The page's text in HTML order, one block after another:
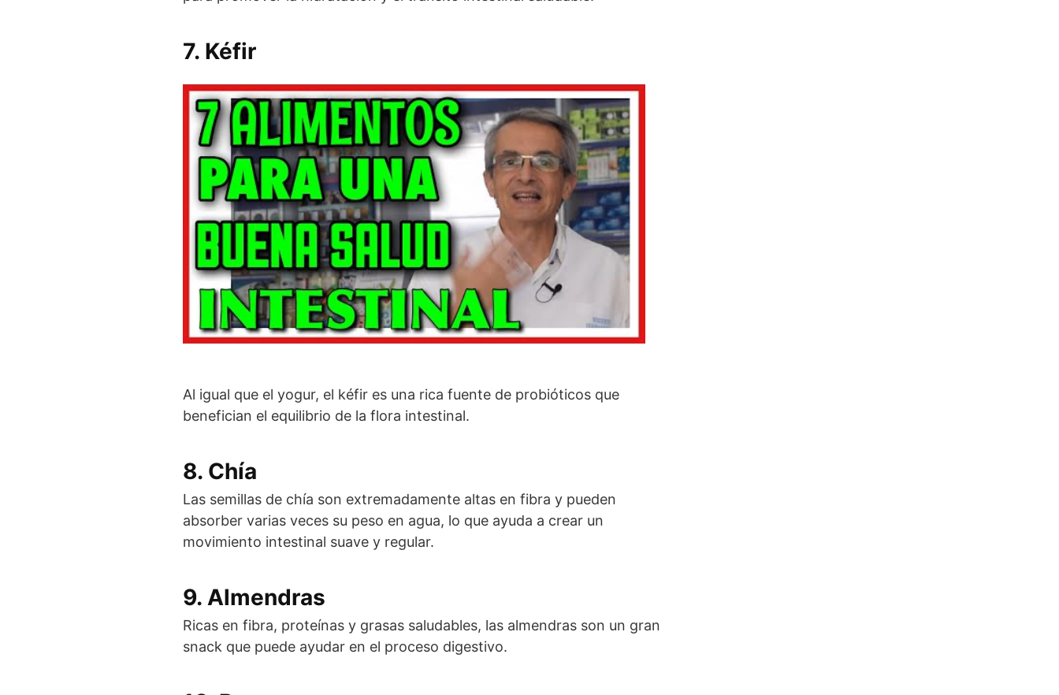
7. Kéfir
Al igual que el yogur, el kéfir es una rica fuente de probióticos que
benefician el equilibrio de la flora intestinal.
8. Chía
Las semillas de chía son extremadamente altas en fibra y pueden
absorber varias veces su peso en agua, lo que ayuda a crear un
movimiento intestinal suave y regular.
9. Almendras
Ricas en fibra, proteínas y grasas saludables, las almendras son un gran
snack que puede ayudar en el proceso digestivo.